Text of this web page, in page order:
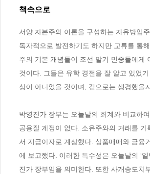
책속으로
서양 자본주의 이론을 구성하는 자유방임
독자적으로 발전하기도 하지만 교류를 통
주의 기본 개념들이 조선 말기 민중들에게
것이다. 그들은 유학 경전을 잘 알고 있었
상이 아니었을 것이며, 겉으로는 생경했을
박영진가 장부는 오늘날의 회계와 비교하
공용질 계정이 없다. 소유주와의 거래를
서 지급이자로 계상했다. 상품매매와 금융
에 보고했다. 이러한 특수성은 오늘날의 ‘
진가 장부임을 의미한다. 또한 사개송도치